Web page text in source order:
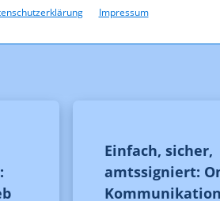
Impressum
Einfach, sicher,
amtssigniert: